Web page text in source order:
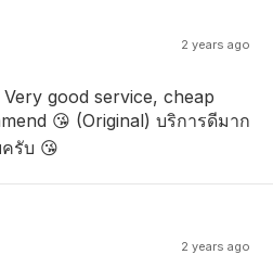
2 years ago
good service, cheap
😘 (Original) บริการดีมาก
รับ 😘
2 years ago